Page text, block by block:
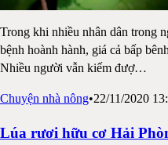
Trong khi nhiều nhân dân trong
bệnh hoành hành, giá cả bấp
Nhiều người vẫn kiếm đượ…
Chuyện nhà nông•22/11/2020
Lúa rươi hữu cơ Hải